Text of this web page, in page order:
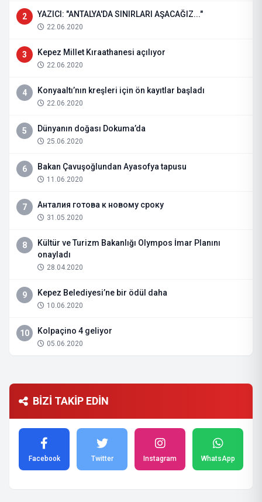
2 YAZICI: "ANTALYA'DA SINIRLARI AŞACAĞIZ..."
22.06.2020
3 Kepez Millet Kıraathanesi açılıyor
22.06.2020
4 Konyaaltı’nın kreşleri için ön kayıtlar başladı
22.06.2020
5 Dünyanın doğası Dokuma’da
25.06.2020
6 Bakan Çavuşoğlundan Ayasofya tapusu
11.06.2020
7 Анталия готова к новому сроку
31.05.2020
8
Kültür ve Turizm Bakanlığı Olympos İmar Planını
onayladı
28.04.2020
9 Kepez Belediyesi’ne bir ödül daha
10.06.2020
10 Kolpaçino 4 geliyor
05.06.2020
BİZİ TAKİP EDİN
Facebook Twitter Instagram WhatsApp